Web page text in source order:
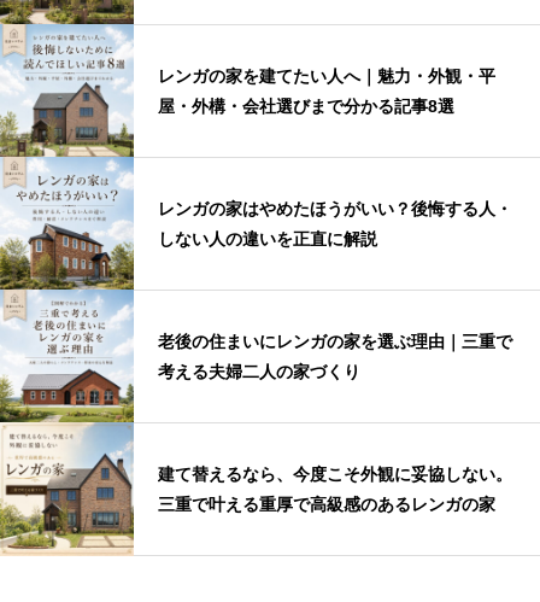
レンガの家を建てたい人へ｜魅力・外観・平
屋・外構・会社選びまで分かる記事8選
レンガの家はやめたほうがいい？後悔する人・
しない人の違いを正直に解説
老後の住まいにレンガの家を選ぶ理由｜三重で
考える夫婦二人の家づくり
建て替えるなら、今度こそ外観に妥協しない。
三重で叶える重厚で高級感のあるレンガの家